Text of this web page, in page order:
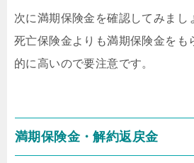
次に満期保険金を確認してみまし
死亡保険金よりも満期保険金をも
的に高いので要注意です。
満期保険金・解約返戻金